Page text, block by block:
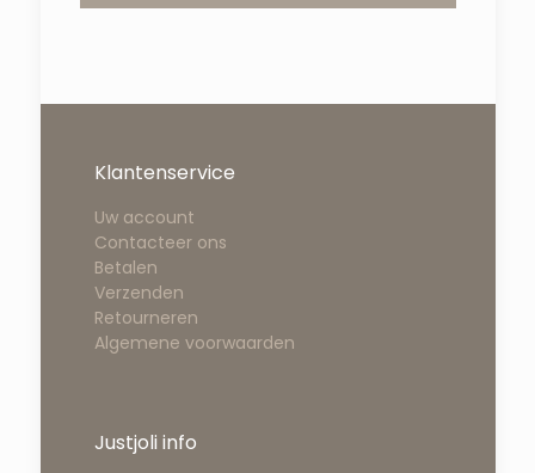
Klantenservice
Uw account
Contacteer ons
Betalen
Verzenden
Retourneren
Algemene voorwaarden
Justjoli info